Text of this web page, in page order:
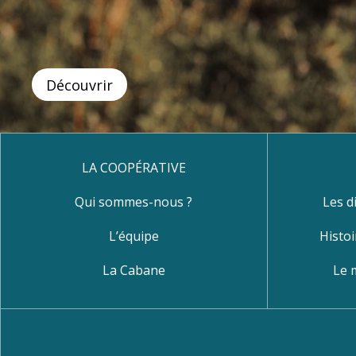
Découvrir
LA COOPÉRATIVE
Qui sommes-nous ?
L’équipe
La Cabane
Les
Le